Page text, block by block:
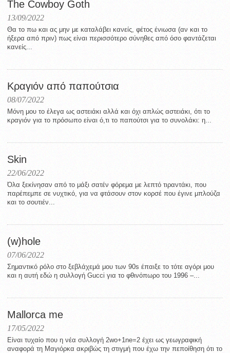
The Cowboy Goth
13/09/2022
Θα το πω και ας μην με καταλάβει κανείς, φέτος ένιωσα (αν και το
ήξερα από πριν) πως είναι περισσότερο σύνηθες από όσο φαντάζεται
κανείς...
Κραγιόν από παπούτσια
08/07/2022
Μόνη μου το έλεγα ως αστειάκι αλλά και όχι απλώς αστειάκι, ότι το
κραγιόν για το πρόσωπο είναι ό,τι το παπούτσι για το συνολάκι: η...
Skin
22/06/2022
Όλα ξεκίνησαν από το μάξι σατέν φόρεμα με λεπτό τιραντάκι, που
παρέπεμπε σε νυχτικό, για να φτάσουν στον κορσέ που έγινε μπλούζα
και το σουτιέν...
(w)hole
07/06/2022
Σημαντικό ρόλο στο ξεβλάχεμά μου των 90s έπαιξε το τότε αγόρι μου
και η αυτή εδώ η συλλογή Gucci για το φθινόπωρο του 1996 –...
Mallorca me
17/05/2022
Eίναι τυχαίο που η νέα συλλογή 2wo+1ne=2 έχει ως γεωγραφική
αναφορά τη Μαγιόρκα ακριβώς τη στιγμή που έχω την πεποίθηση ότι το